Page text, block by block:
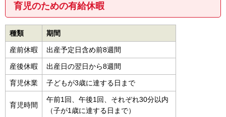
育児のための有給休暇
種類 期間
産前休暇 出産予定日含め前8週間
産後休暇 出産日の翌日から8週間
育児休業 子どもが3歳に達する日まで
育児時間
午前1回、午後1回、それぞれ30分以内
（子が1歳に達する日まで）